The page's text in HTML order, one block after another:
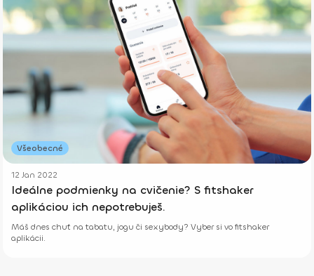
Všeobecné
12 Jan 2022
Ideálne podmienky na cvičenie? S fitshaker
aplikáciou ich nepotrebuješ.
Máš dnes chuť na tabatu, jogu či sexybody? Vyber si vo fitshaker
aplikácii.